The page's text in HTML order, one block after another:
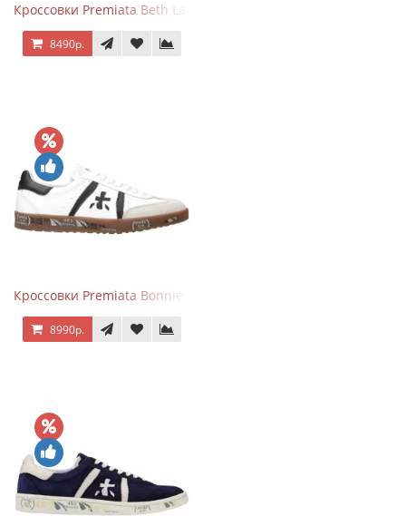
Кроссовки Premiata Beth Lace Light Pink Sand
8490р.
Кроссовки Premiata Bonnie Black White
8990р.